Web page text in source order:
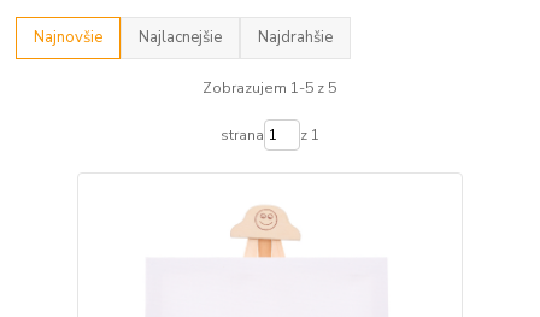
Najnovšie Najlacnejšie Najdrahšie
Zobrazujem 1-5 z 5
strana z 1